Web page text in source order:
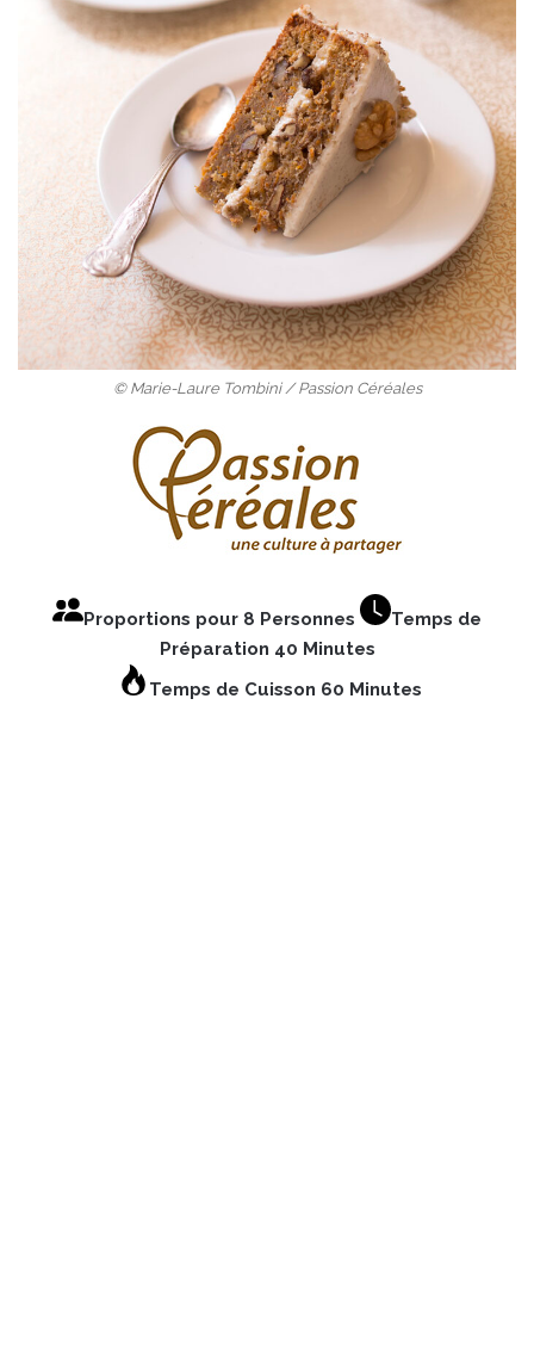
© Marie-Laure Tombini / Passion Céréales
Proportions pour 8 Personnes
Temps de
Préparation 40 Minutes
Temps de Cuisson 60 Minutes